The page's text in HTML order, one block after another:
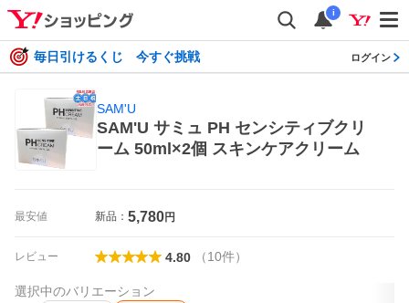
i
毎日引けるくじ 今すぐ挑戦 ログイン
SAM'U
SAM'U サミュ PH センシティブクリ
ーム 50ml×2個 スキンケアクリーム
最安値 新品： 5,780円
レビュー 4.80 （10件）
選択中のバリエーション